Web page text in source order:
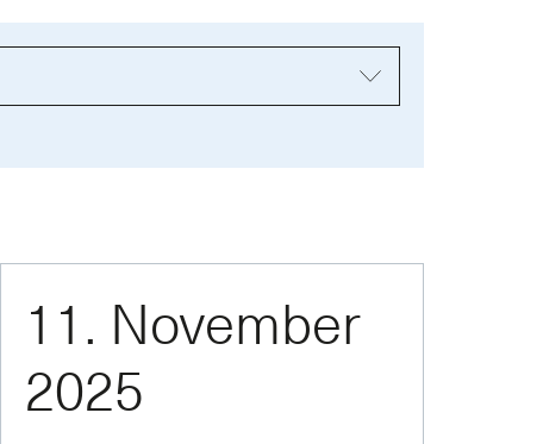
11. November
2025